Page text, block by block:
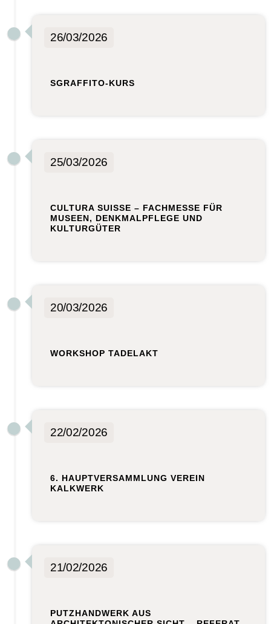
26/03/2026
SGRAFFITO-KURS
25/03/2026
CULTURA SUISSE – FACHMESSE FÜR
MUSEEN, DENKMALPFLEGE UND
KULTURGÜTER
20/03/2026
WORKSHOP TADELAKT
22/02/2026
6. HAUPTVERSAMMLUNG VEREIN
KALKWERK
21/02/2026
PUTZHANDWERK AUS